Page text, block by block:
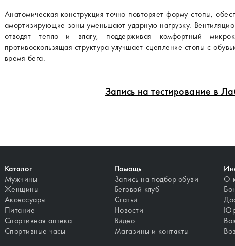
Анатомическая конструкция точно повторяет форму стопы,
амортизирующие зоны уменьшают ударную нагрузку.
отводят тепло и влагу, поддерживая комфортный
противоскользящая структура улучшает сцепление стопы с
время бега.
Запись на тестирование в
Каталог
Мужчины
Женщины
Аксессуары
Питание
Спортивная аптека
Спортивные часы
Помощь
Запись на подбор обуви
Беговой клуб
Статьи
Новости
Видео
Магазины и контакты
О